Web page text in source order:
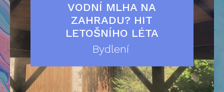
VODNÍ MLHA NA
ZAHRADU? HIT
LETOŠNÍHO LÉTA
Bydlení